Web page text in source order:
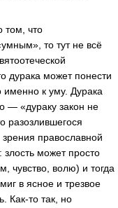
том, что
то тут не всё
дурака может понести
именно к уму. Дурака
— «дураку закон не
разозлившегося
зрения православной
может просто
чувство, волю) и тогда
в ясное и трезвое
Как-то так, но